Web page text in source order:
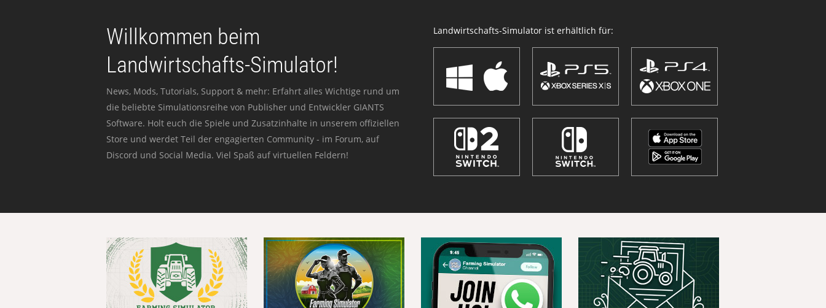
Willkommen beim
Landwirtschafts-Simulator!
News, Mods, Tutorials, Support & mehr: Erfahrt alles Wichtige rund um
die beliebte Simulationsreihe von Publisher und Entwickler GIANTS
Software. Holt euch die Spiele und Zusatzinhalte in unserem offiziellen
Store und werdet Teil der engagierten Community - im Forum, auf
Discord und Social Media. Viel Spaß auf virtuellen Feldern!
Landwirtschafts-Simulator ist erhältlich für: